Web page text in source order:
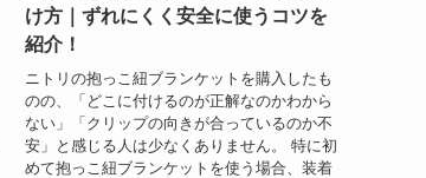
け方｜ずれにくく安全に使うコツを
紹介！
ニトリの抱っこ紐ブランケットを購入したも
のの、「どこに付けるのが正解なのかわから
ない」「クリップの向きが合っているのか不
安」と感じる人は少なくありません。 特に初
めて抱っこ紐ブランケットを使う場合、装着